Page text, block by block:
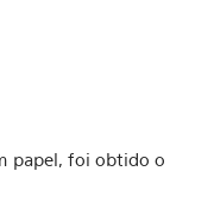
papel, foi obtido o